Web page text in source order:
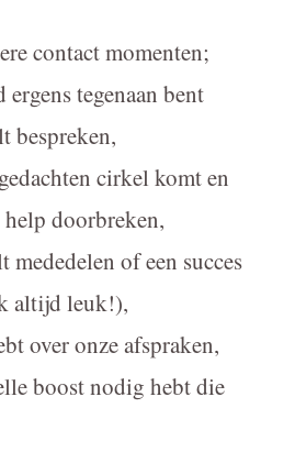
contact momenten;
tegenaan bent
bespreken,
cirkel komt en
doorbreken,
mededelen of een succes
altijd leuk!),
over onze afspraken,
boost nodig hebt die